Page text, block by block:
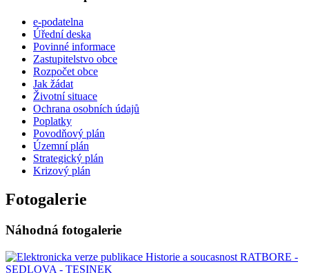
e-podatelna
Úřední deska
Povinné informace
Zastupitelstvo obce
Rozpočet obce
Jak žádat
Životní situace
Ochrana osobních údajů
Poplatky
Povodňový plán
Územní plán
Strategický plán
Krizový plán
Fotogalerie
Náhodná fotogalerie